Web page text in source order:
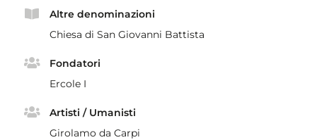
Altre denominazioni
Chiesa di San Giovanni Battista
Fondatori
Ercole I
Artisti / Umanisti
Girolamo da Carpi